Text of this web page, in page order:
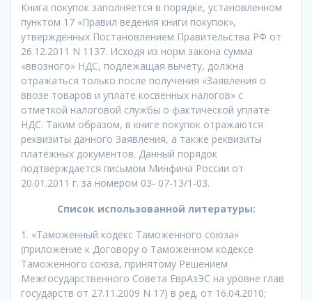
Книга покупок заполняется в порядке, установленном
пунктом 17 «Правил ведения книги покупок»,
утвержденных Постановлением Правительства РФ от
26.12.2011 N 1137. Исходя из норм закона сумма
«ввозного» НДС, подлежащая вычету, должна
отражаться только после получения «Заявления о
ввозе товаров и уплате косвенных налогов» с
отметкой налоговой службы о фактической уплате
НДС. Таким образом, в книге покупок отражаются
реквизиты данного Заявления, а также реквизиты
платёжных документов. Данный порядок
подтверждается письмом Минфина России от
20.01.2011 г. за номером 03- 07-13/1-03.
Список использованной литературы:
1. «Таможенный кодекс Таможенного союза»
(приложение к Договору о Таможенном кодексе
Таможенного союза, принятому Решением
Межгосударственного Совета ЕврАзЭС на уровне глав
государств от 27.11.2009 N 17) в ред. от 16.04.2010;